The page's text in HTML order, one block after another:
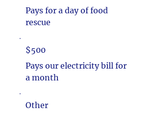
Pays for a day of food
rescue
Pays our electricity bill for
a month
$500
Other